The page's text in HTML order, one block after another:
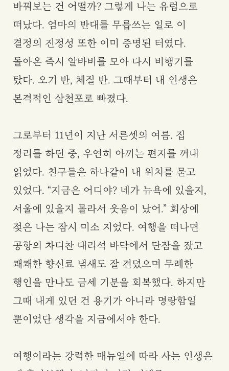
바꿔보는 건 어떨까? 그렇게 나는 유럽으로
떠났다. 엄마의 반대를 무릅쓰는 일로 이
결정의 진정성 또한 이미 증명된 터였다.
돌아온 즉시 알바비를 모아 다시 비행기를
탔다. 오기 반, 체질 반. 그때부터 내 인생은
본격적인 삼천포로 빠졌다.
그로부터 11년이 지난 서른셋의 여름. 집
정리를 하던 중, 우연히 아끼는 편지를 꺼내
읽었다. 친구들은 하나같이 내 위치를 묻고
있었다. “지금은 어디야? 네가 뉴욕에 있을지,
서울에 있을지 몰라서 웃음이 났어.” 회상에
젖은 나는 잠시 미소 지었다. 여행을 떠나면
공항의 차디찬 대리석 바닥에서 단잠을 잤고
쾌쾌한 향신료 냄새도 잘 견뎠으며 무례한
행인을 만나도 금세 기분을 회복했다. 하지만
그때 내게 있던 건 용기가 아니라 명랑함일
뿐이었단 생각을 지금에서야 한다.
여행이라는 강력한 매뉴얼에 따라 사는 인생은